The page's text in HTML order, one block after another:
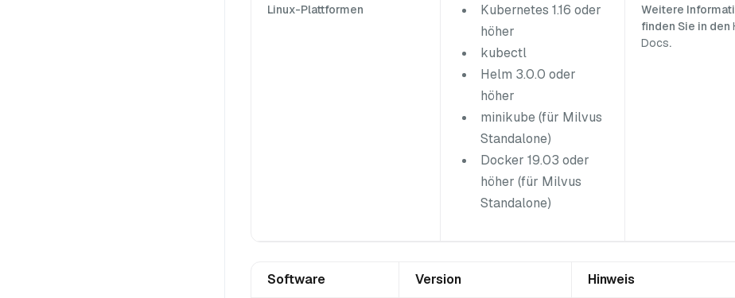
Linux-Plattformen
Kubernetes 1.16 oder
höher
kubectl
Helm 3.0.0 oder
höher
minikube (für Milvus
Standalone)
Docker 19.03 oder
höher (für Milvus
Standalone)
Weitere
finden Sie in den
Docs.
Software Version Hinweis